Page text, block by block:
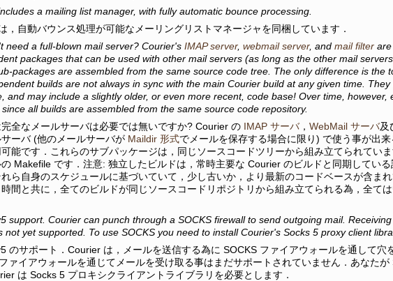
a mailing list manager, with fully automatic bounce processing.
，自動バウンス処理が可能なメーリングリストマネージャを同梱しています．
need a full-blown mail server? Courier's IMAP server, webmail server, and mail filter
packages that can be used with other mail servers (as long as the other mail
packages are assembled from the same source code tree. The only difference is the
builds are not always in sync with the main Courier build at any given time.
and may include a slightly older, or even more recent, code base! Over time, however,
all builds are assembled from the same source code repository.
全なメールサーバは必要では無いですか? Courier の IMAP サーバ， WebMail サーバ及
ーバ (他のメールサーバが Maildir 形式でメールを保存する場合に限り) で使う事が出
可能です．これらのサブパッケージは，同じソースコードツリーから組み立てられてい
Makefile です．注意: 独立したビルドは，常時主要な Courier のビルドと同期してい
れら自身のスケジュールに基づいていて，少し古いか，より最新のコードベースが含ま
時間と共に，全てのビルドが同じソースコードリポジトリから組み立てられる為，全て
support. Courier can punch through a SOCKS firewall to send outgoing mail.
not yet supported. To use SOCKS you need to install Courier's Socks 5 proxy client
のサポート．Courier は，メールを送信する為に SOCKS ファイアウォールを通して穴
ァイアウォールを通じてメールを受け取る事はまだサポートされていません．あなた
は Socks 5 プロキシクライアントライブラリを必要とします．